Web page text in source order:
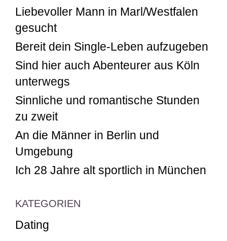
Liebevoller Mann in Marl/Westfalen
gesucht
Bereit dein Single-Leben aufzugeben
Sind hier auch Abenteurer aus Köln
unterwegs
Sinnliche und romantische Stunden
zu zweit
An die Männer in Berlin und
Umgebung
Ich 28 Jahre alt sportlich in München
KATEGORIEN
Dating